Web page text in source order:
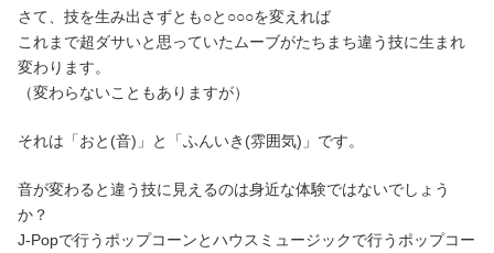
さて、技を生み出さずとも○と○○○を変えれば
これまで超ダサいと思っていたムーブがたちまち違う技に生まれ
変わります。
（変わらないこともありますが）
それは「おと(音)」と「ふんいき(雰囲気)」です。
音が変わると違う技に見えるのは身近な体験ではないでしょう
か？
J-Popで行うポップコーンとハウスミュージックで行うポップコー